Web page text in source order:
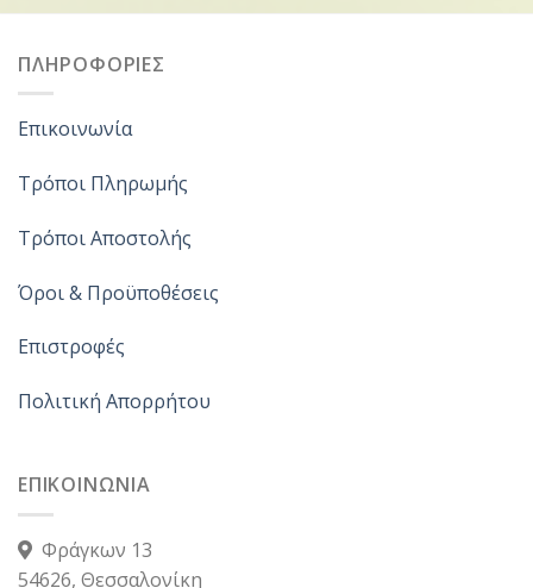
ΠΛΗΡΟΦΟΡΙΕΣ
Επικοινωνία
Τρόποι Πληρωμής
Τρόποι Αποστολής
Όροι & Προϋποθέσεις
Επιστροφές
Πολιτική Απορρήτου
ΕΠΙΚΟΙΝΩΝΙΑ
Φράγκων 13
54626, Θεσσαλονίκη